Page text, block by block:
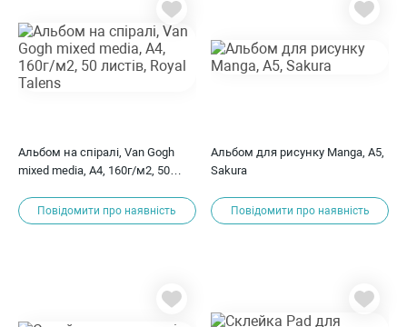
Альбом на спіралі, Van Gogh
mixed media, А4, 160г/м2, 50
Повідомити про наявність
Альбом для рисунку Manga, A5,
Sakura
Повідомити про наявність